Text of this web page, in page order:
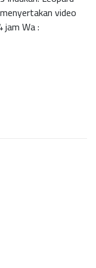
video
Wa :